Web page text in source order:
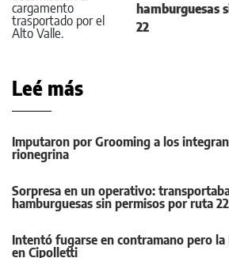
hamburguesas
22
Leé más
Imputaron por Grooming a los
rionegrina
Sorpresa en un operativo:
hamburguesas sin permisos por ruta 22
Intentó fugarse en contramano pero
en Cipolletti